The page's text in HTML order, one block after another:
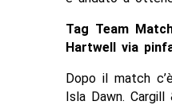
Tag Team
Hartwell via
Dopo il match
Isla Dawn.